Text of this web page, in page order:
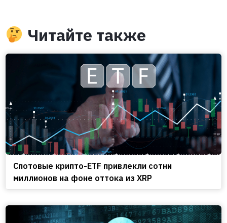
Читайте также
Спотовые крипто-ETF привлекли сотни
миллионов на фоне оттока из XRP